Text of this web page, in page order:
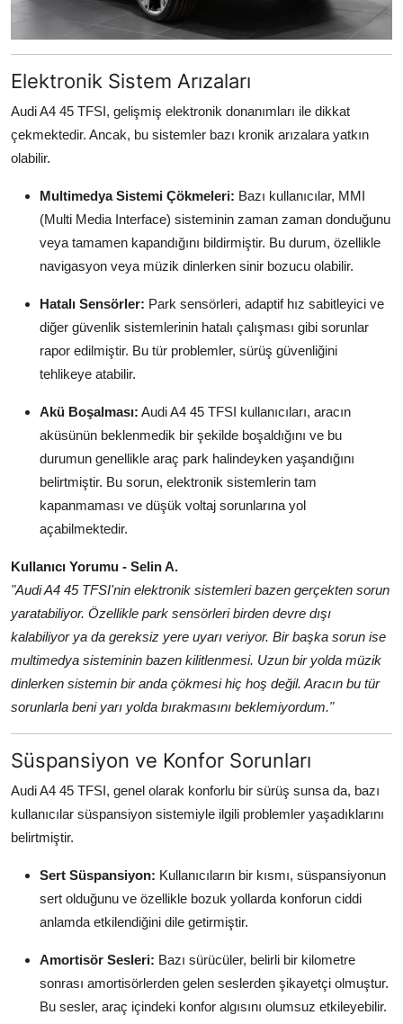
Elektronik Sistem Arızaları
Audi A4 45 TFSI, gelişmiş elektronik donanımları ile dikkat
çekmektedir. Ancak, bu sistemler bazı kronik arızalara yatkın
olabilir.
Multimedya Sistemi Çökmeleri: Bazı kullanıcılar, MMI
(Multi Media Interface) sisteminin zaman zaman donduğunu
veya tamamen kapandığını bildirmiştir. Bu durum, özellikle
navigasyon veya müzik dinlerken sinir bozucu olabilir.
Hatalı Sensörler: Park sensörleri, adaptif hız sabitleyici ve
diğer güvenlik sistemlerinin hatalı çalışması gibi sorunlar
rapor edilmiştir. Bu tür problemler, sürüş güvenliğini
tehlikeye atabilir.
Akü Boşalması: Audi A4 45 TFSI kullanıcıları, aracın
aküsünün beklenmedik bir şekilde boşaldığını ve bu
durumun genellikle araç park halindeyken yaşandığını
belirtmiştir. Bu sorun, elektronik sistemlerin tam
kapanmaması ve düşük voltaj sorunlarına yol
açabilmektedir.
Kullanıcı Yorumu - Selin A.
"Audi A4 45 TFSI'nin elektronik sistemleri bazen gerçekten sorun
yaratabiliyor. Özellikle park sensörleri birden devre dışı
kalabiliyor ya da gereksiz yere uyarı veriyor. Bir başka sorun ise
multimedya sisteminin bazen kilitlenmesi. Uzun bir yolda müzik
dinlerken sistemin bir anda çökmesi hiç hoş değil. Aracın bu tür
sorunlarla beni yarı yolda bırakmasını beklemiyordum."
Süspansiyon ve Konfor Sorunları
Audi A4 45 TFSI, genel olarak konforlu bir sürüş sunsa da, bazı
kullanıcılar süspansiyon sistemiyle ilgili problemler yaşadıklarını
belirtmiştir.
Sert Süspansiyon: Kullanıcıların bir kısmı, süspansiyonun
sert olduğunu ve özellikle bozuk yollarda konforun ciddi
anlamda etkilendiğini dile getirmiştir.
Amortisör Sesleri: Bazı sürücüler, belirli bir kilometre
sonrası amortisörlerden gelen seslerden şikayetçi olmuştur.
Bu sesler, araç içindeki konfor algısını olumsuz etkileyebilir.